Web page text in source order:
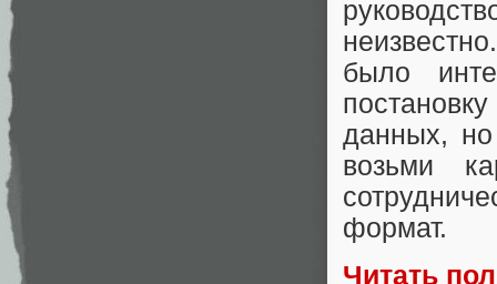
было
данных,
возьми
формат.
Читать